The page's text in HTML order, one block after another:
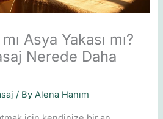
Asya Yakası mı?
Nerede Daha
/ ByAlena Hanım